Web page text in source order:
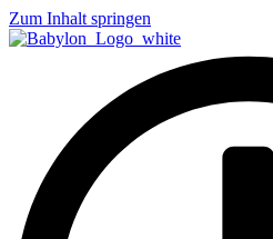
Zum Inhalt springen